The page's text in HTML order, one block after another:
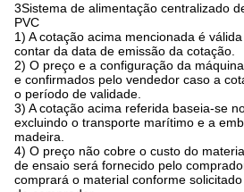
3Sistema de alimentação centralizado
PVC
1) A cotação acima mencionada é
contar da data de emissão da cotação.
2) O preço e a configuração da
e confirmados pelo vendedor caso a
o período de validade.
3) A cotação acima referida baseia-se
excluindo o transporte marítimo e a
madeira.
4) O preço não cobre o custo do
de ensaio será fornecido pelo
comprará o material conforme